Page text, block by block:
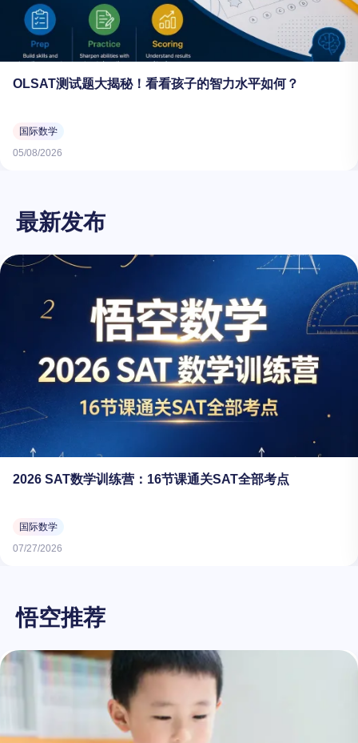
OLSAT测试题大揭秘！看看孩子的智力水平如何？
国际数学
05/08/2026
最新发布
2026 SAT数学训练营：16节课通关SAT全部考点
国际数学
07/27/2026
悟空推荐